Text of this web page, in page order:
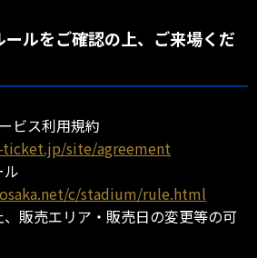
ールをご確認の上、ご来場くだ
ビス利用規約
site/agreement
c/stadium/rule.html
販売エリア・販売日の変更等の可